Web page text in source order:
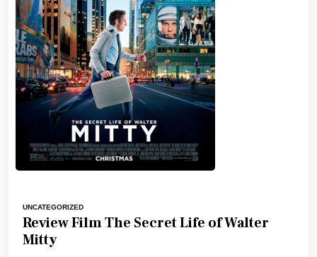
UNCATEGORIZED
Review Film The Secret Life of Walter
Mitty